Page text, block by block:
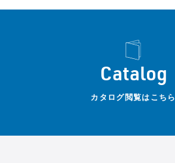
Catalog
カタログ閲覧はこちら